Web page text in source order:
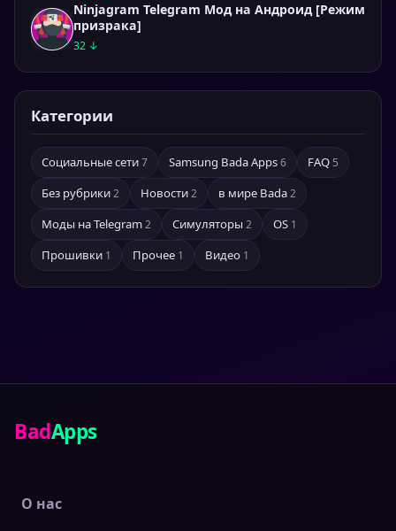
Ninjagram Telegram Мод на Андроид [Режим
призрака]
32 ↓
Категории
Социальные сети7 Samsung Bada Apps6 FAQ 5
Без рубрики2 Новости2 в мире Bada2
Моды на Telegram2 Симуляторы 2 OS 1
Прошивки 1 Прочее 1 Видео 1
BadApps
О нас